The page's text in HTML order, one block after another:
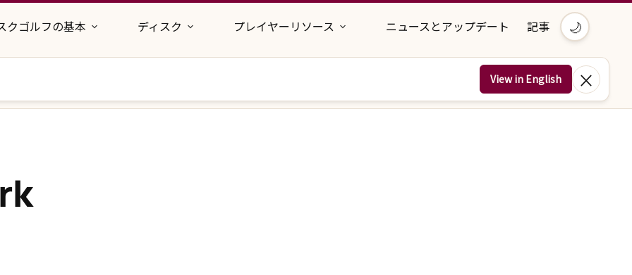
クゴルフの基本 ディスク プレイヤーリソース ニュースとアップデート 記事 🌙
View in English ×